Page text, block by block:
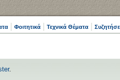
Φοιτητικά Τεχνικά Θέματα
.